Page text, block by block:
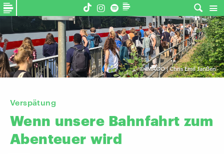
©IMAGO | Chris Emil Janßen
Verspätung
Wenn unsere Bahnfahrt zum
Abenteuer wird